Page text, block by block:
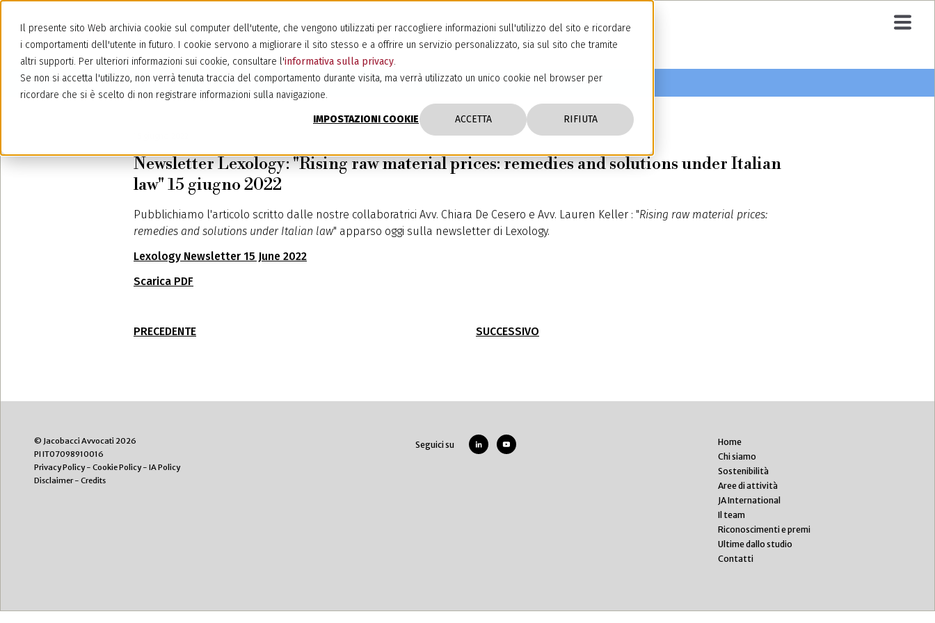
Il presente sito Web archivia cookie sul computer dell'utente, che vengono utilizzati per raccogliere informazioni sull'utilizzo del sito e ricordare
i comportamenti dell'utente in futuro. I cookie servono a migliorare il sito stesso e a offrire un servizio personalizzato, sia sul sito che tramite
altri supporti. Per ulteriori informazioni sui cookie, consultare l'informativa sulla privacy.
Se non si accetta l'utilizzo, non verrà tenuta traccia del comportamento durante visita, ma verrà utilizzato un unico cookie nel browser per
ricordare che si è scelto di non registrare informazioni sulla navigazione.
IMPOSTAZIONI COOKIE ACCETTA RIFIUTA
Newsletter Lexology: "Rising raw material prices: remedies and solutions under Italian
law" 15 giugno 2022
Pubblichiamo l'articolo scritto dalle nostre collaboratrici Avv. Chiara De Cesero e Avv. Lauren Keller : "Rising raw material prices:
remedies and solutions under Italian law" apparso oggi sulla newsletter di Lexology.
Lexology Newsletter 15 June 2022
Scarica PDF
PRECEDENTE SUCCESSIVO
© Jacobacci Avvocati 2026
PI IT07098910016
Privacy Policy- Cookie Policy- IA Policy
Disclaimer- Credits
Seguici su
Home
Chi siamo
Sostenibilità
Aree di attività
JA International
Il team
Riconoscimenti e premi
Ultime dallo studio
Contatti